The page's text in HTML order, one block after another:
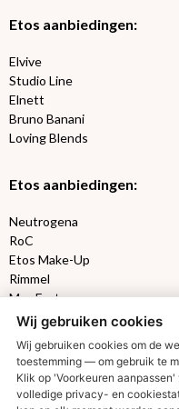
Etos aanbiedingen:
Elvive
Studio Line
Elnett
Bruno Banani
Loving Blends
Etos aanbiedingen:
Neutrogena
RoC
Etos Make-Up
Rimmel
Max Factor
Etos aanbiedingen:
Aussie
Gillette
Wij gebruiken cookies
Wij gebruiken cookies om de
toestemming — om gebruik te
Klik op 'Voorkeuren
volledige privacy- en